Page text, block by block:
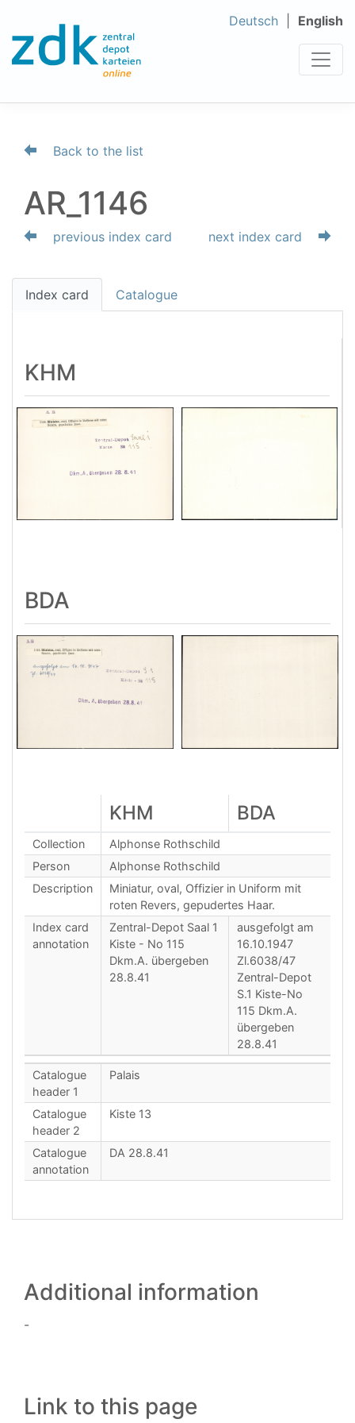
Deutsch English
Back to the list
AR_1146
previous index card next index card
Index card Catalogue
KHM
BDA
KHM BDA
Collection
Alphonse Rothschild
Person
Alphonse Rothschild
Description
Miniatur, oval, Offizier in Uniform mit
roten Revers, gepudertes Haar.
Index card
annotation
Zentral-Depot Saal 1
Kiste - No 115
Dkm.A. übergeben
28.8.41
ausgefolgt am
16.10.1947
Zl.6038/47
Zentral-Depot
S.1 Kiste-No
115 Dkm.A.
übergeben
28.8.41
Catalogue
header 1
Palais
Catalogue
header 2
Kiste 13
Catalogue
annotation
DA 28.8.41
Additional information
-
Link to this page